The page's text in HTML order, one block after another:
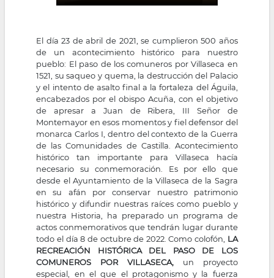
El día 23 de abril de 2021, se cumplieron 500 años
de un acontecimiento histórico para nuestro
pueblo: El paso de los comuneros por Villaseca en
1521, su saqueo y quema, la destrucción del Palacio
y el intento de asalto final a la fortaleza del Águila,
encabezados por el obispo Acuña, con el objetivo
de apresar a Juan de Ribera, III Señor de
Montemayor en esos momentos y fiel defensor del
monarca Carlos I, dentro del contexto de la Guerra
de las Comunidades de Castilla. Acontecimiento
histórico tan importante para Villaseca hacía
necesario su conmemoración. Es por ello que
desde el Ayuntamiento de la Villaseca de la Sagra
en su afán por conservar nuestro patrimonio
histórico y difundir nuestras raíces como pueblo y
nuestra Historia, ha preparado un programa de
actos conmemorativos que tendrán lugar durante
todo el día 8 de octubre de 2022. Como colofón, LA
RECREACIÓN HISTÓRICA DEL PASO DE LOS
COMUNEROS POR VILLASECA, un proyecto
especial, en el que el protagonismo y la fuerza